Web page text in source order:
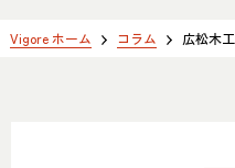
イベント/ニュース
Vigore ホーム コラム 広松木